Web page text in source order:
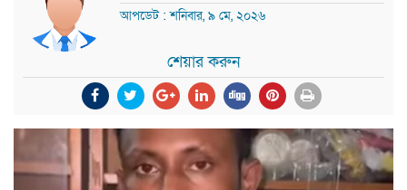
আপডেট : শনিবার, ৯ মে, ২০২৬
শেয়ার করুন